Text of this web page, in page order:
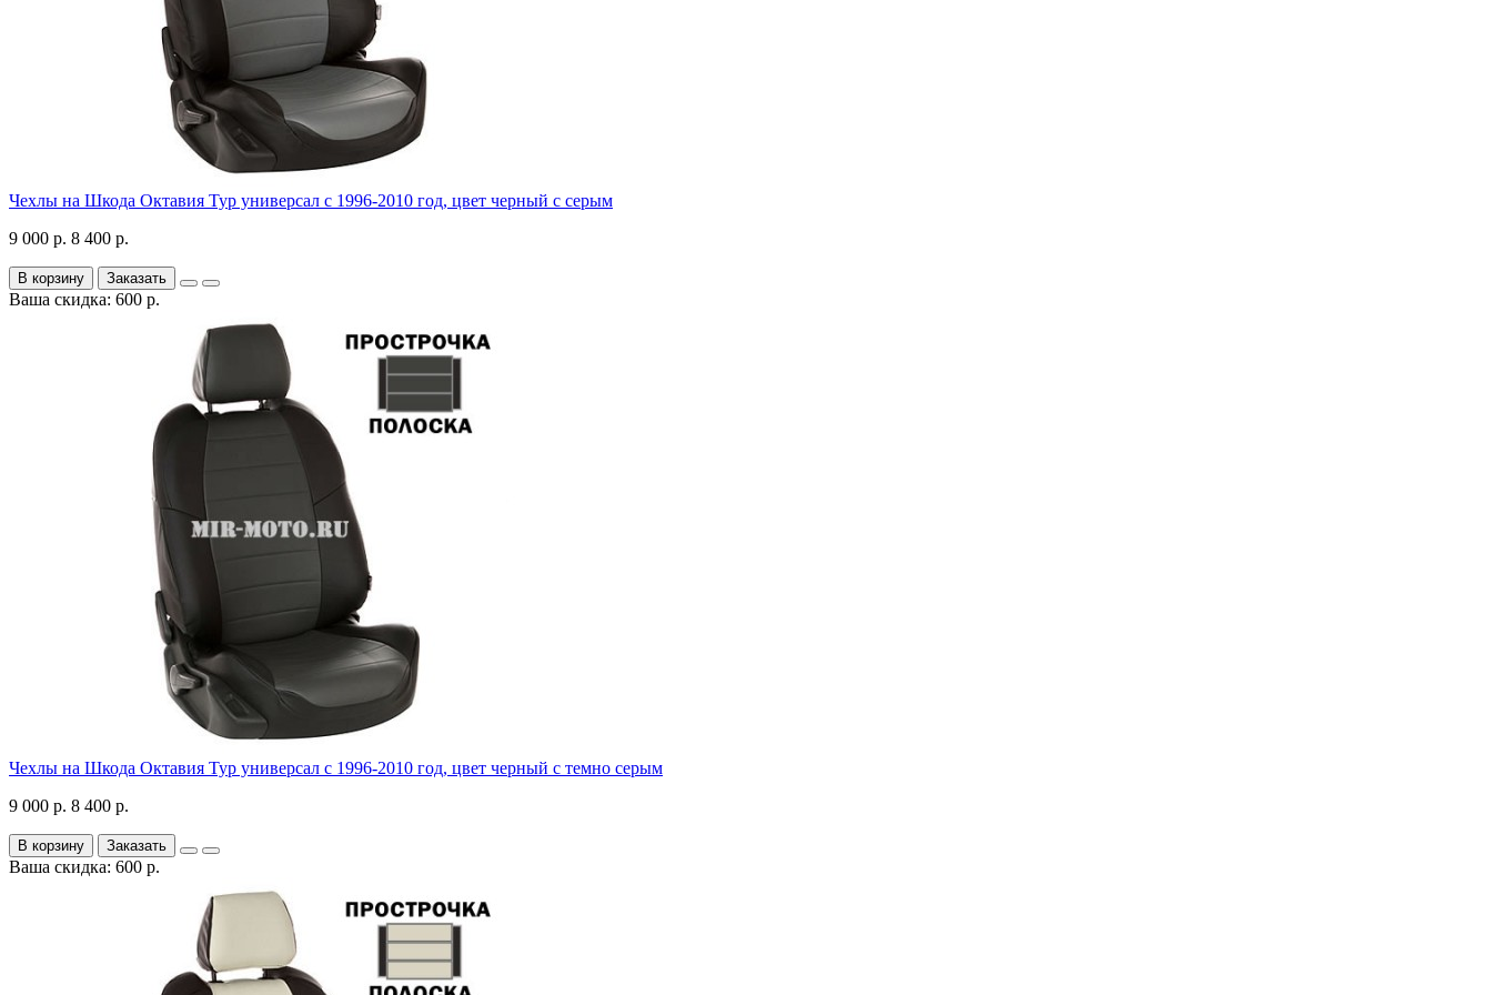
Чехлы на Шкода Октавия Тур универсал с 1996-2010 год, цвет черный с серым
9 000 р. 8 400 р.
В корзину Заказать
Ваша скидка: 600 р.
Чехлы на Шкода Октавия Тур универсал с 1996-2010 год, цвет черный с темно серым
9 000 р. 8 400 р.
В корзину Заказать
Ваша скидка: 600 р.